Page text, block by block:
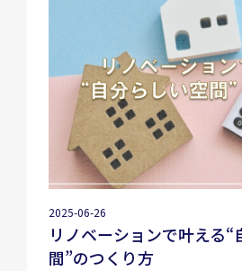
2025-06-26
リノベーションで叶える“
間”のつくり方